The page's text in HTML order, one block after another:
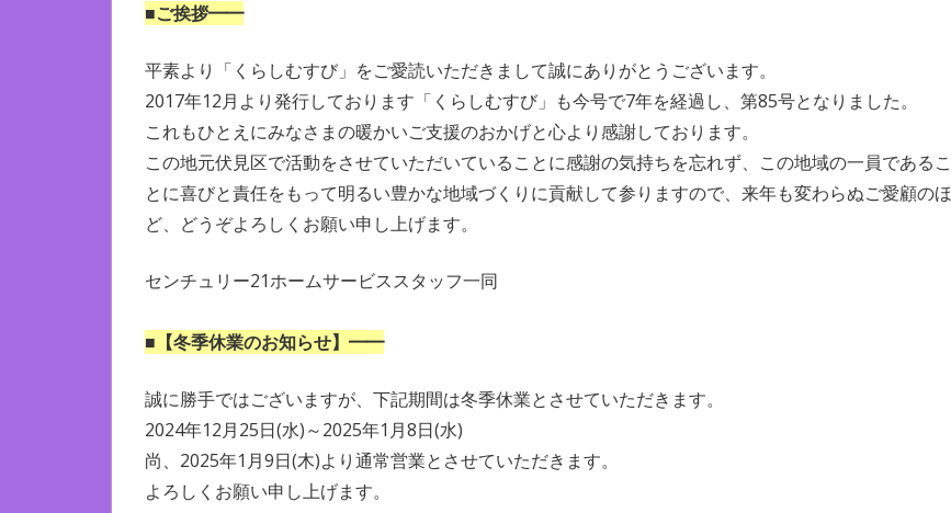
■ご挨拶━━
平素より「くらしむすび」をご愛読いただきまして誠にありがとうございます。
2017年12月より発行しております「くらしむすび」も今号で7年を経過し、第85号となりました。
これもひとえにみなさまの暖かいご支援のおかげと心より感謝しております。
この地元伏見区で活動をさせていただいていることに感謝の気持ちを忘れず、この地域の一員であるこ
とに喜びと責任をもって明るい豊かな地域づくりに貢献して参りますので、来年も変わらぬご愛顧のほ
ど、どうぞよろしくお願い申し上げます。
センチュリー21ホームサービススタッフ一同
■【冬季休業のお知らせ】━━
誠に勝手ではございますが、下記期間は冬季休業とさせていただきます。
2024年12月25日(水)～2025年1月8日(水)
尚、2025年1月9日(木)より通常営業とさせていただきます。
よろしくお願い申し上げます。